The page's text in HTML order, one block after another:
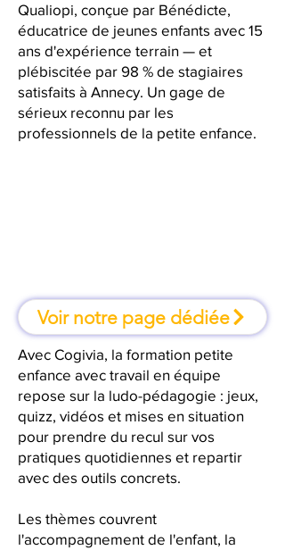
Qualiopi, conçue par Bénédicte,
éducatrice de jeunes enfants avec 15
ans d'expérience terrain — et
plébiscitée par 98 % de stagiaires
satisfaits à Annecy. Un gage de
sérieux reconnu par les
professionnels de la petite enfance.
Voir notre page dédiée
Avec Cogivia, la formation petite
enfance avec travail en équipe
repose sur la ludo-pédagogie : jeux,
quizz, vidéos et mises en situation
pour prendre du recul sur vos
pratiques quotidiennes et repartir
avec des outils concrets.
Les thèmes couvrent
l'accompagnement de l'enfant, la